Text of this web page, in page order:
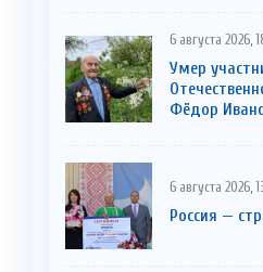
6 августа 2026,
Умер
Фёдор
6 августа 2026,
Россия —